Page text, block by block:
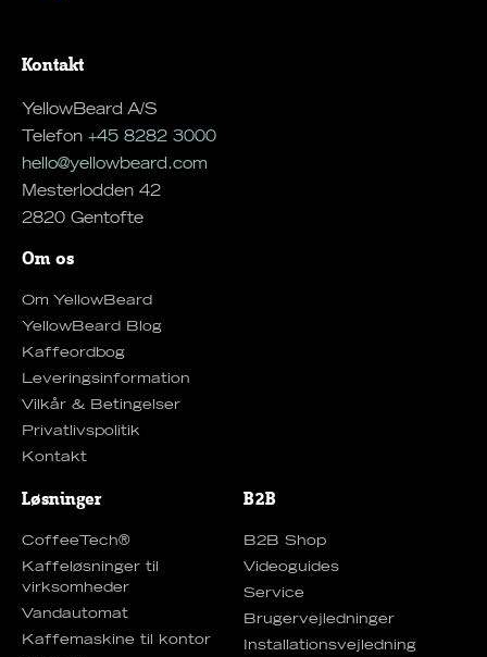
Kontakt
YellowBeard A/S
Telefon +45 8282 3000
hello@yellowbeard.com
Mesterlodden 42
2820 Gentofte
Om os
Om YellowBeard
YellowBeard Blog
Kaffeordbog
Leveringsinformation
Vilkår & Betingelser
Privatlivspolitik
Kontakt
Løsninger
CoffeeTech®
Kaffeløsninger til
virksomheder
Vandautomat
Kaffemaskine til kontor
B2B
B2B Shop
Videoguides
Service
Brugervejledninger
Installationsvejledning